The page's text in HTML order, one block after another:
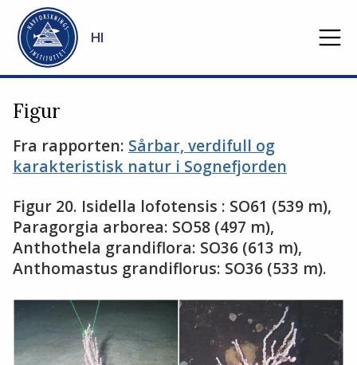
Gå til hovedinnhold
HI
Figur
Fra rapporten: Sårbar, verdifull og
karakteristisk natur i Sognefjorden
Figur 20. Isidella lofotensis : SO61 (539 m),
Paragorgia arborea: SO58 (497 m),
Anthothela grandiflora: SO36 (613 m),
Anthomastus grandiflorus: SO36 (533 m).